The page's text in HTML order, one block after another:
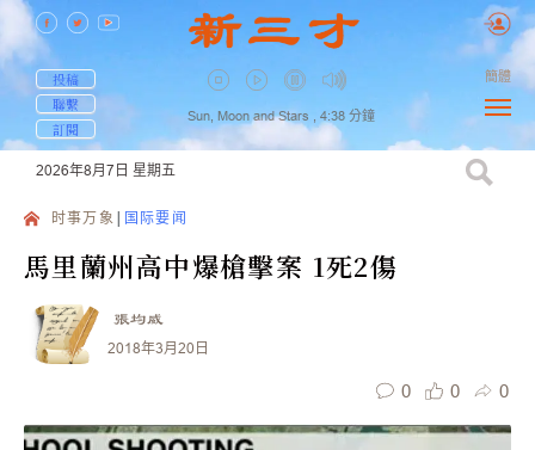
投稿
聯繫
訂閱
Sun, Moon and Stars , 4:38 分鐘
簡體
2026年8月7日 星期五
时事万象 国际要闻
馬里蘭州高中爆槍擊案 1死2傷
張均威
2018年3月20日
0 0 0